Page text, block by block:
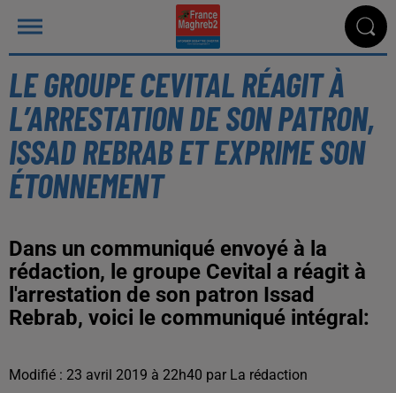
LE GROUPE CEVITAL RÉAGIT À
L’ARRESTATION DE SON PATRON,
ISSAD REBRAB ET EXPRIME SON
ÉTONNEMENT
Dans un communiqué envoyé à la
rédaction, le groupe Cevital a réagit à
l'arrestation de son patron Issad
Rebrab, voici le communiqué intégral:
Modifié : 23 avril 2019 à 22h40 par La rédaction